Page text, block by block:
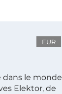
EUR
dans le monde
Elektor, de